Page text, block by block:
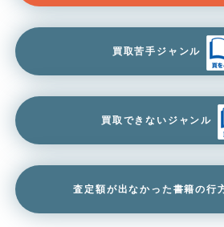
買取苦手ジャンル
買取できないジャンル
査定額が出なかった書籍の行